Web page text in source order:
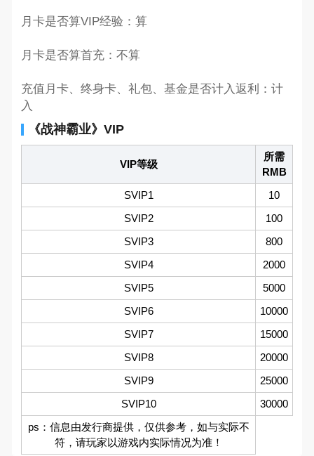
月卡是否算VIP经验：算
月卡是否算首充：不算
充值月卡、终身卡、礼包、基金是否计入返利：计
入
《战神霸业》VIP
VIP等级
所需
RMB
SVIP1
10
SVIP2
100
SVIP3
800
SVIP4
2000
SVIP5
5000
SVIP6
10000
SVIP7
15000
SVIP8
20000
SVIP9
25000
SVIP10
30000
ps：信息由发行商提供，仅供参考，如与实际不
符，请玩家以游戏内实际情况为准！